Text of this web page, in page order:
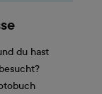
du hast